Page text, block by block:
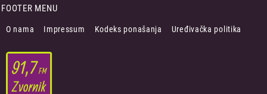
FOOTER MENU
O nama Impressum Kodeks ponašanja Uređivačka politika